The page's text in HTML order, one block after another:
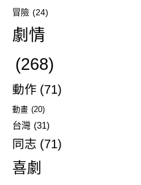
冒險 (24)
劇情
(268)
動作 (71)
動畫 (20)
台灣 (31)
同志 (71)
喜劇